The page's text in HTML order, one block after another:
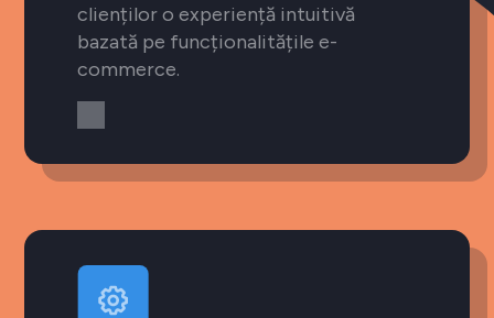
clienților o experiență intuitivă
bazată pe funcționalitățile e-
commerce.